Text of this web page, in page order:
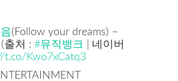
(Follow your dreams) –
(출처 : #뮤직뱅크 | 네이버
t.co/Kwo7xCatq3